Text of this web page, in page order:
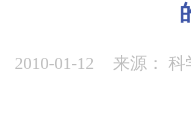
2010-01-12 来源： 科